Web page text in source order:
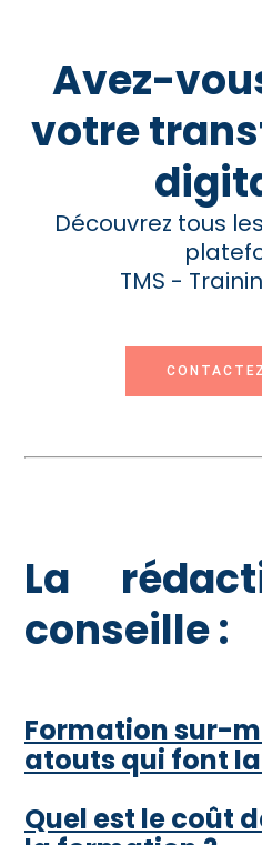
Avez-
votre
Découvrez tous
TMS -
La
conseille :
Formation sur-
atouts qui font
Quel est le coût